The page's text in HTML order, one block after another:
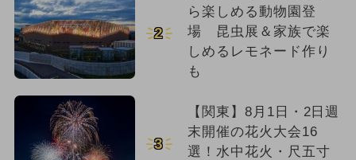
2
ら楽しめる動物園登
場 昆虫展＆家族で楽
しめるレモネード作り
も
3
【関東】8月1日・2日週
末開催の花火大会16
選！水中花火・尺五寸